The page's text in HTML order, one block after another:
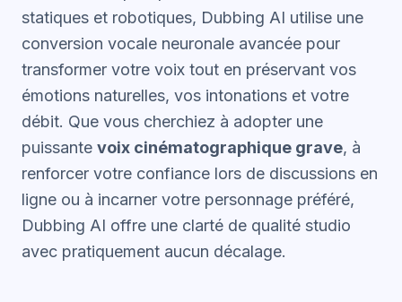
statiques et robotiques, Dubbing AI utilise une
conversion vocale neuronale avancée pour
transformer votre voix tout en préservant vos
émotions naturelles, vos intonations et votre
débit. Que vous cherchiez à adopter une
puissante voix cinématographique grave, à
renforcer votre confiance lors de discussions en
ligne ou à incarner votre personnage préféré,
Dubbing AI offre une clarté de qualité studio
avec pratiquement aucun décalage.